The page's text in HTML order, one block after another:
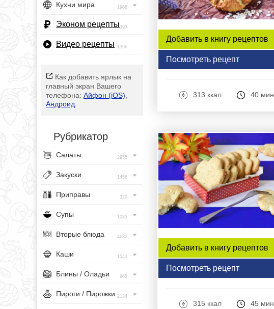
Кухни мира 1968
Эконом рецепты393
Видео рецепты 1396
Как добавить ярлык на
главный экран Вашего
телефона: Айфон (iOS)
Андроид
Рубрикатор
Салаты 2955
Закуски 1456
Приправы 320
Супы 1083
Вторые блюда 4682
Каши 1543
Блины / Оладьи 965
Пироги / Пирожки 2134
Добавить в книгу рецептов
Посмотреть рецепт
313 ккал 40 мин
Добавить в книгу рецептов
Посмотреть рецепт
315 ккал 45 мин